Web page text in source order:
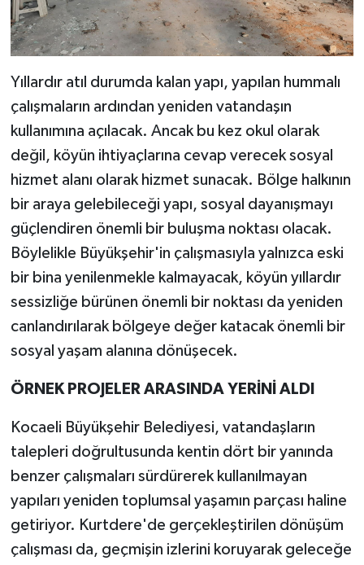
Yıllardır atıl durumda kalan yapı, yapılan hummalı
çalışmaların ardından yeniden vatandaşın
kullanımına açılacak. Ancak bu kez okul olarak
değil, köyün ihtiyaçlarına cevap verecek sosyal
hizmet alanı olarak hizmet sunacak. Bölge halkının
bir araya gelebileceği yapı, sosyal dayanışmayı
güçlendiren önemli bir buluşma noktası olacak.
Böylelikle Büyükşehir'in çalışmasıyla yalnızca eski
bir bina yenilenmekle kalmayacak, köyün yıllardır
sessizliğe bürünen önemli bir noktası da yeniden
canlandırılarak bölgeye değer katacak önemli bir
sosyal yaşam alanına dönüşecek.
ÖRNEK PROJELER ARASINDA YERİNİ ALDI
Kocaeli Büyükşehir Belediyesi, vatandaşların
talepleri doğrultusunda kentin dört bir yanında
benzer çalışmaları sürdürerek kullanılmayan
yapıları yeniden toplumsal yaşamın parçası haline
getiriyor. Kurtdere'de gerçekleştirilen dönüşüm
çalışması da, geçmişin izlerini koruyarak geleceğe